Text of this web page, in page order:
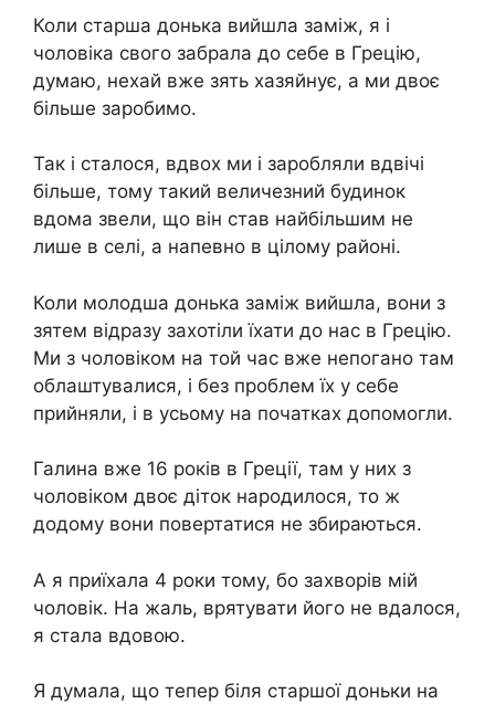
Коли старша донька вийшла заміж, я і
чоловіка свого забрала до себе в Грецію,
думаю, нехай вже зять хазяйнує, а ми двоє
більше заробимо.
Так і сталося, вдвох ми і заробляли вдвічі
більше, тому такий величезний будинок
вдома звели, що він став найбільшим не
лише в селі, а напевно в цілому районі.
Коли молодша донька заміж вийшла, вони з
зятем відразу захотіли їхати до нас в Грецію.
Ми з чоловіком на той час вже непогано там
облаштувалися, і без проблем їх у себе
прийняли, і в усьому на початках допомогли.
Галина вже 16 років в Греції, там у них з
чоловіком двоє діток народилося, то ж
додому вони повертатися не збираються.
А я приїхала 4 роки тому, бо захворів мій
чоловік. На жаль, врятувати його не вдалося,
я стала вдовою.
Я думала, що тепер біля старшої доньки на